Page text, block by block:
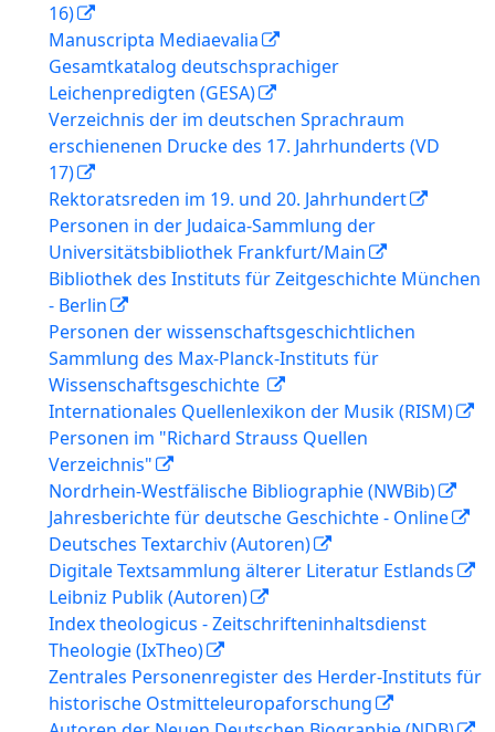
16)
Manuscripta Mediaevalia
Gesamtkatalog deutschsprachiger
Leichenpredigten (GESA)
Verzeichnis der im deutschen Sprachraum
erschienenen Drucke des 17. Jahrhunderts (VD
17)
Rektoratsreden im 19. und 20. Jahrhundert
Personen in der Judaica-Sammlung der
Universitätsbibliothek Frankfurt/Main
Bibliothek des Instituts für Zeitgeschichte München
- Berlin
Personen der wissenschaftsgeschichtlichen
Sammlung des Max-Planck-Instituts für
Wissenschaftsgeschichte
Internationales Quellenlexikon der Musik (RISM)
Personen im "Richard Strauss Quellen
Verzeichnis"
Nordrhein-Westfälische Bibliographie (NWBib)
Jahresberichte für deutsche Geschichte - Online
Deutsches Textarchiv (Autoren)
Digitale Textsammlung älterer Literatur Estlands
Leibniz Publik (Autoren)
Index theologicus - Zeitschrifteninhaltsdienst
Theologie (IxTheo)
Zentrales Personenregister des Herder-Instituts für
historische Ostmitteleuropaforschung